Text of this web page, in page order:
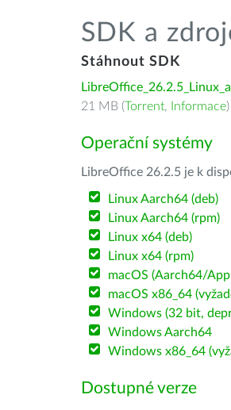
SDK a
Stáhnout SDK
21 MB (Torrent, Informace)
Operační systémy
LibreOffice 26.2.5 je k
Linux Aarch64 (deb)
Linux Aarch64 (rpm)
Linux x64 (deb)
Linux x64 (rpm)
macOS (Aarch64/
macOS x86_64
Windows (32 bit,
Windows Aarch64
Windows x86_64
Dostupné verze